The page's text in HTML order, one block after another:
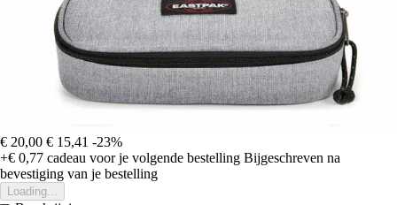
€ 20,00 € 15,41 -23%
+€ 0,77 cadeau voor je volgende bestelling Bijgeschreven na
bevestiging van je bestelling
Loading...